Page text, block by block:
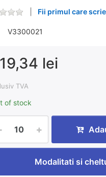
Fii primul care
V3300021
lei
TVA
of stock
Modalitati si